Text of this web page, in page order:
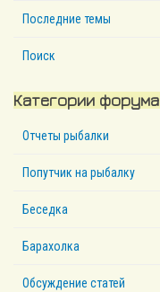
Последние темы
Поиск
Категории форума
Отчеты рыбалки
Попутчик на рыбалку
Беседка
Барахолка
Обсуждение статей